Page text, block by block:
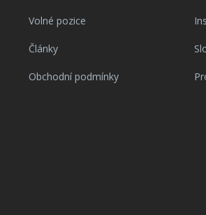
Volné pozice
Články
Obchodní podmínky